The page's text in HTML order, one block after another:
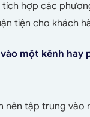
hợp các
tiện cho khách
một kênh hay
nên tập trung vào